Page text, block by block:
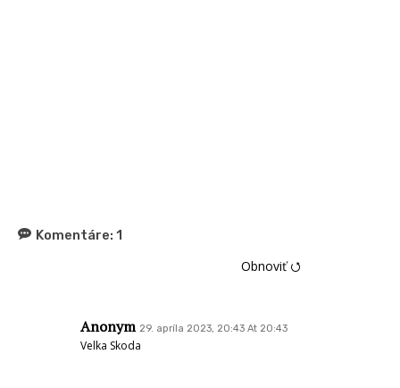
Komentáre: 1
Obnoviť ⭯
Anonym 29. apríla 2023, 20:43 At 20:43
Velka Skoda